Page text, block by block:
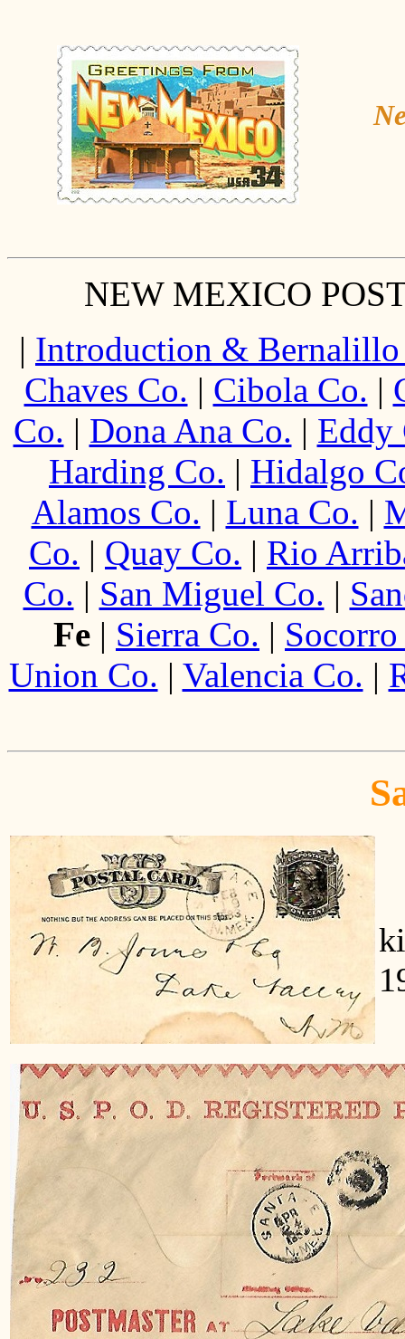
NEW MEXICO
| Introduction &
Chaves Co. | Cibola Co. |
Co. | Dona Ana Co. | Eddy
Harding Co. | Hidalgo
Alamos Co. | Luna Co. |
Co. | Quay Co. | Rio
Co. | San Miguel Co. |
Fe | Sierra Co. |
Union Co. | Valencia Co. |